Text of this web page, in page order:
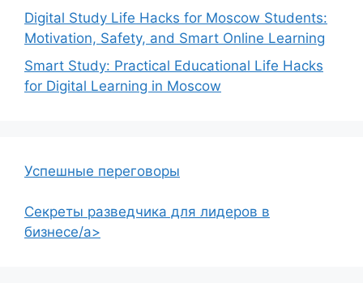
Digital Study Life Hacks for Moscow Students:
Motivation, Safety, and Smart Online Learning
Smart Study: Practical Educational Life Hacks
for Digital Learning in Moscow
Успешные переговоры
Секреты разведчика для лидеров в
бизнесе/a>